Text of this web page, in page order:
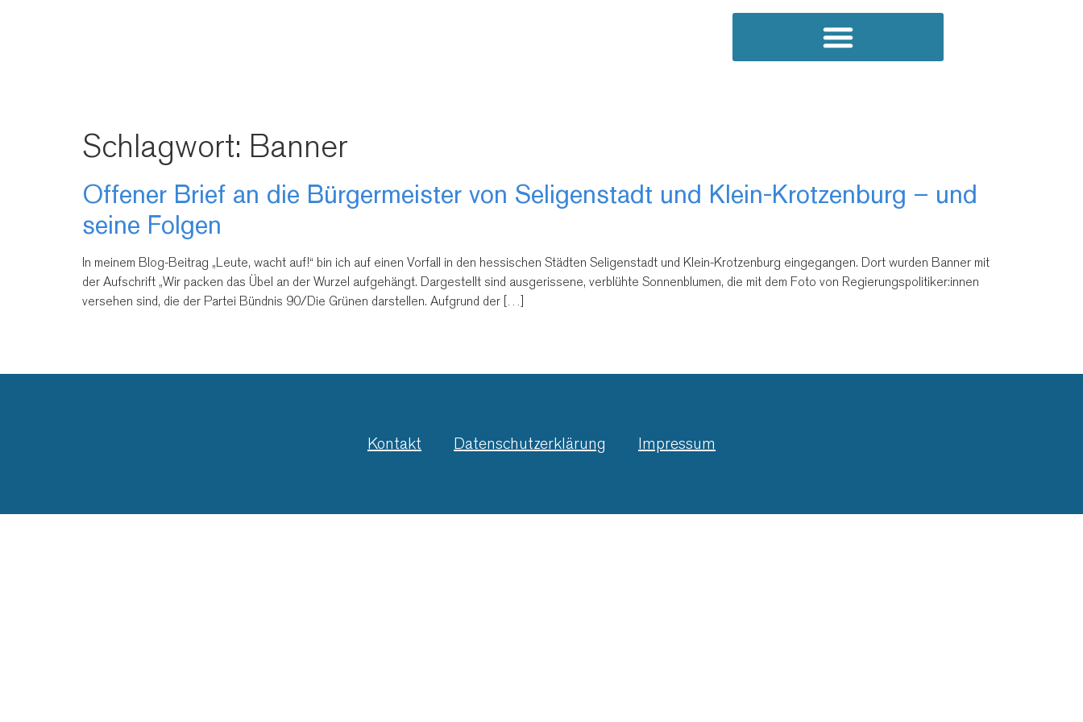
Schlagwort: Banner
Offener Brief an die Bürgermeister von Seligenstadt und Klein-Krotzenburg – und
seine Folgen
In meinem Blog-Beitrag „Leute, wacht auf!“ bin ich auf einen Vorfall in den hessischen Städten Seligenstadt und Klein-Krotzenburg eingegangen. Dort wurden Banner mit
der Aufschrift „Wir packen das Übel an der Wurzel aufgehängt. Dargestellt sind ausgerissene, verblühte Sonnenblumen, die mit dem Foto von Regierungspolitiker:innen
versehen sind, die der Partei Bündnis 90/Die Grünen darstellen. Aufgrund der […]
Kontakt Datenschutzerklärung Impressum